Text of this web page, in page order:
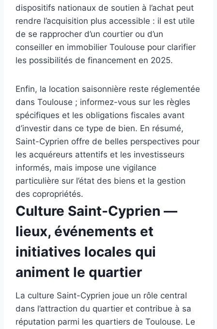
dispositifs nationaux de soutien à l’achat peut
rendre l’acquisition plus accessible : il est utile
de se rapprocher d’un courtier ou d’un
conseiller en immobilier Toulouse pour clarifier
les possibilités de financement en 2025.
Enfin, la location saisonnière reste réglementée
dans Toulouse ; informez-vous sur les règles
spécifiques et les obligations fiscales avant
d’investir dans ce type de bien. En résumé,
Saint-Cyprien offre de belles perspectives pour
les acquéreurs attentifs et les investisseurs
informés, mais impose une vigilance
particulière sur l’état des biens et la gestion
des copropriétés.
Culture Saint-Cyprien —
lieux, événements et
initiatives locales qui
animent le quartier
La culture Saint-Cyprien joue un rôle central
dans l’attraction du quartier et contribue à sa
réputation parmi les quartiers de Toulouse. Le